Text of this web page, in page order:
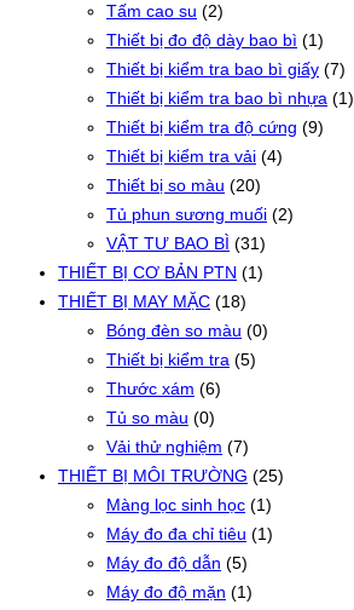
Tấm cao su (2)
Thiết bị đo độ dày bao bì (1)
Thiết bị kiểm tra bao bì giấy (7)
Thiết bị kiểm tra bao bì nhựa (1)
Thiết bị kiểm tra độ cứng (9)
Thiết bị kiểm tra vải (4)
Thiết bị so màu (20)
Tủ phun sương muối (2)
VẬT TƯ BAO BÌ (31)
THIẾT BỊ CƠ BẢN PTN (1)
THIẾT BỊ MAY MẶC (18)
Bóng đèn so màu (0)
Thiết bị kiểm tra (5)
Thước xám (6)
Tủ so màu (0)
Vải thử nghiệm (7)
THIẾT BỊ MÔI TRƯỜNG (25)
Màng lọc sinh học (1)
Máy đo đa chỉ tiêu (1)
Máy đo độ dẫn (5)
Máy đo độ mặn (1)